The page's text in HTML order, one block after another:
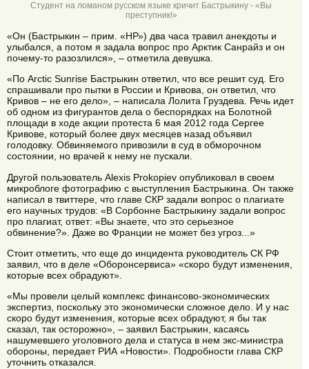
Студент на ломаном русском языке кричит Бастрыкину - «Вы
преступник!»
«Он (Бастрыкин – прим. «НР») два часа травил анекдоты и
улыбался, а потом я задала вопрос про Арктик Санрайз и он
почему-то разозлился», – отметила девушка.
«По Arctic Sunrise Бастрыкин ответил, что все решит суд. Его
спрашивали про пытки в России и Кривова, он ответил, что
Кривов – не его дело», – написала Лолита Груздева. Речь идет
об одном из фигурантов дела о беспорядках на Болотной
площади в ходе акции протеста 6 мая 2012 года Сергее
Кривове, который более двух месяцев назад объявил
голодовку. Обвиняемого привозили в суд в обморочном
состоянии, но врачей к нему не пускали.
Другой пользователь Alexis Prokopiev опубликовал в своем
микроблоге фотографию с выступления Бастрыкина. Он также
написал в твиттере, что главе СКР задали вопрос о плагиате
его научных трудов: «В Сорбонне Бастрыкину задали вопрос
про плагиат, ответ: «Вы знаете, что это серьезное
обвинение?». Даже во Франции не может без угроз...»
Стоит отметить, что еще до инцидента руководитель СК РФ
заявил, что в деле «Оборонсервиса» «скоро будут изменения,
которые всех обрадуют».
«Мы провели целый комплекс финансово-экономических
экспертиз, поскольку это экономически сложное дело. И у нас
скоро будут изменения, которые всех обрадуют, я бы так
сказал, так осторожно», – заявил Бастрыкин, касаясь
нашумевшего уголовного дела и статуса в нем экс-министра
обороны, передает РИА «Новости». Подробности глава СКР
уточнить отказался.